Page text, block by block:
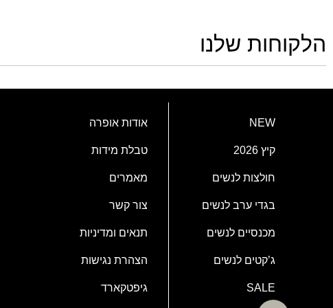
הלקוחות שלנו
NEW
קיץ 2026
חולצות לנשים
בגדי ערב לנשים
מכנסיים לנשים
ג’קטים לנשים
SALE
אודות אופרה
טבלת מידות
מאמרים
צור קשר
תנאים ומדיניות
הצהרת נגישות
גיפטקארד